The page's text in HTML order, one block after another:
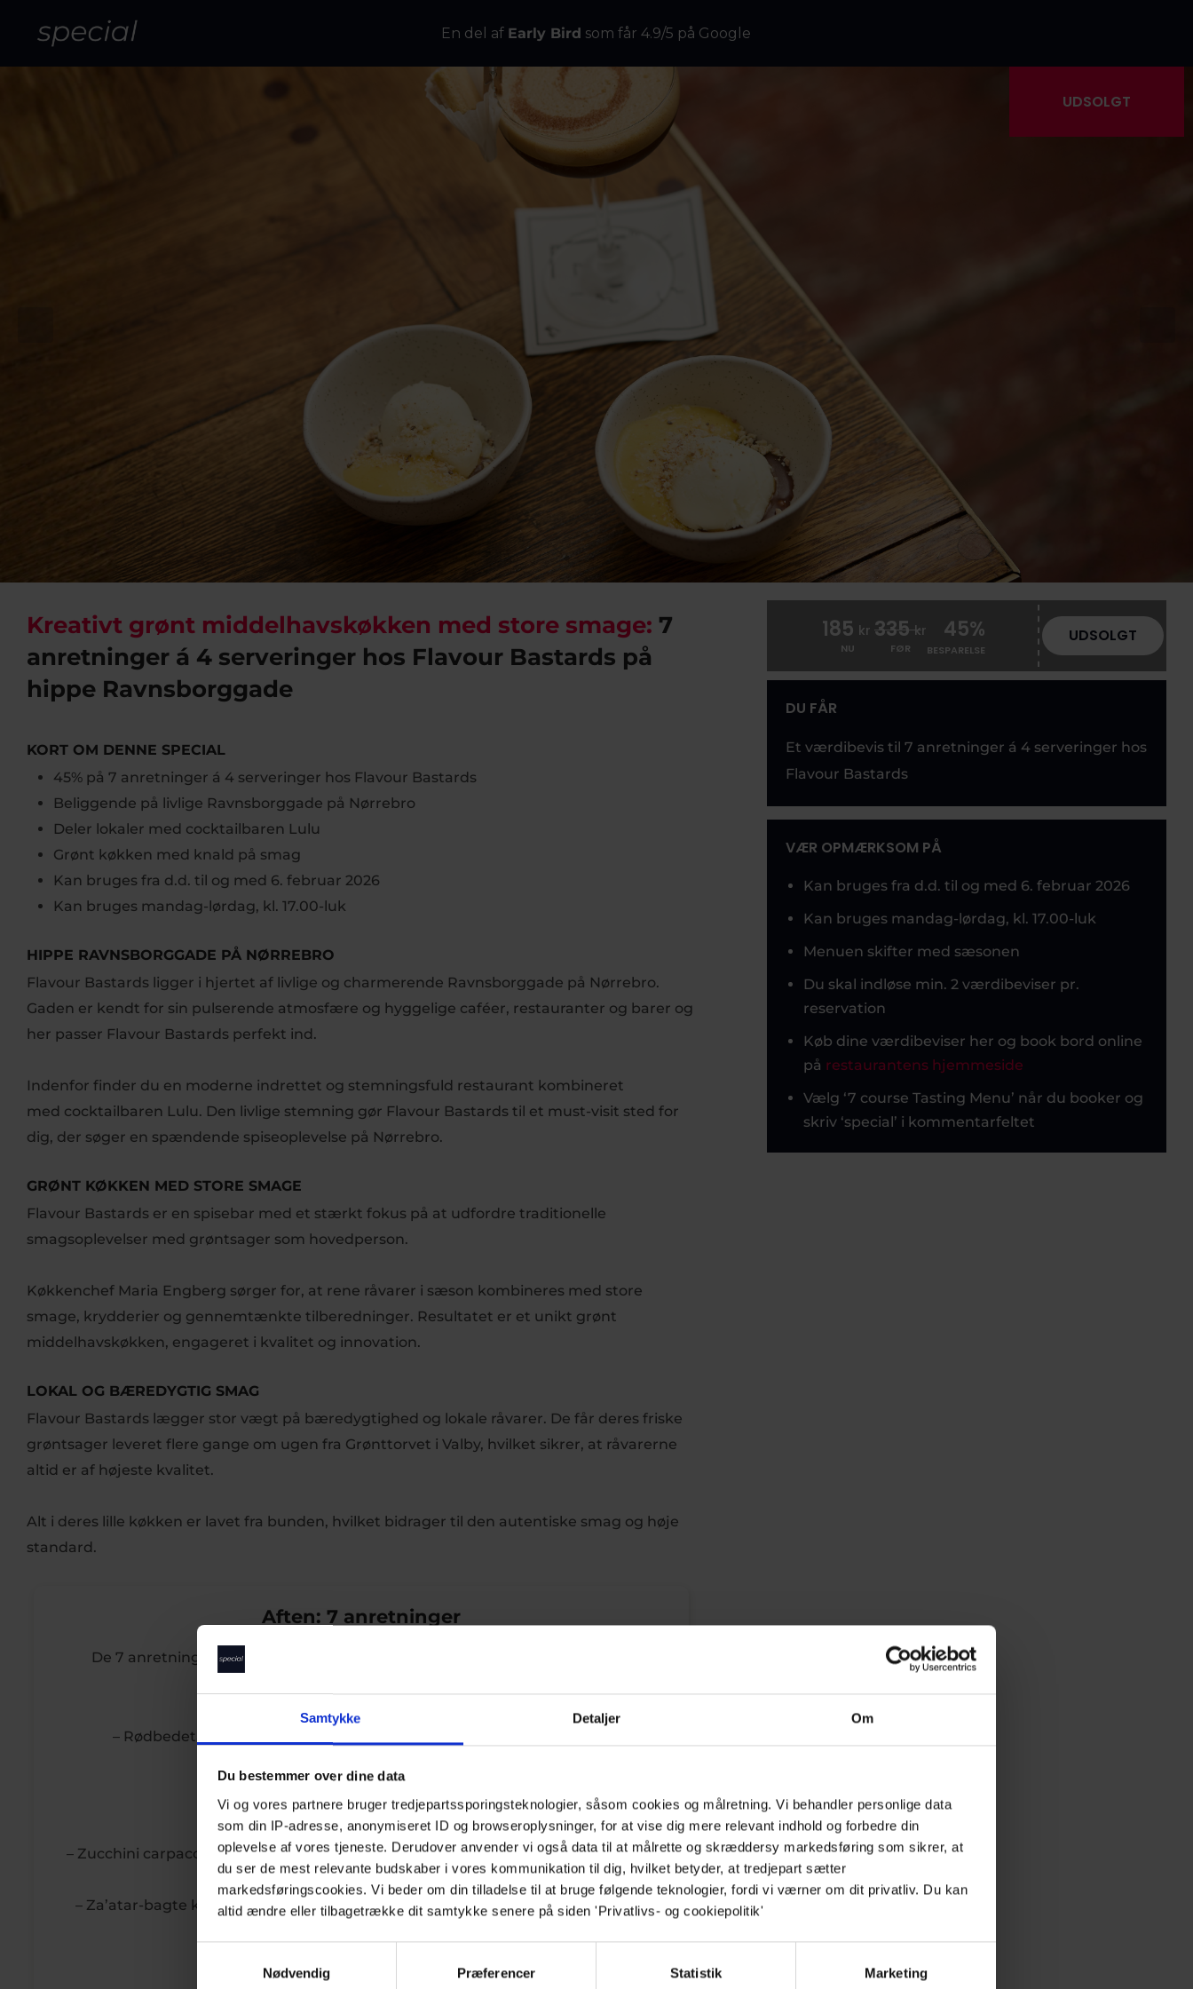
Samtykke Detaljer Om
Du bestemmer over dine data
Vi og vores partnere bruger tredjepartssporingsteknologier, såsom cookies og målretning. Vi behandler personlige data
som din IP-adresse, anonymiseret ID og browseroplysninger, for at vise dig mere relevant indhold og forbedre din
oplevelse af vores tjeneste. Derudover anvender vi også data til at målrette og skræddersy markedsføring som sikrer, at
du ser de mest relevante budskaber i vores kommunikation til dig, hvilket betyder, at tredjepart sætter
markedsføringscookies. Vi beder om din tilladelse til at bruge følgende teknologier, fordi vi værner om dit privatliv. Du kan
altid ændre eller tilbagetrække dit samtykke senere på siden 'Privatlivs- og cookiepolitik'
Nødvendig Præferencer Statistik Marketing
En del af Early Bird som får 4.9/5 på Google
UDSOLGT
Kreativt grønt middelhavskøkken med store smage: 7
anretninger á 4 serveringer hos Flavour Bastards på
hippe Ravnsborggade
KORT OM DENNE SPECIAL
45% på 7 anretninger á 4 serveringer hos Flavour Bastards
Beliggende på livlige Ravnsborggade på Nørrebro
Deler lokaler med cocktailbaren Lulu
Grønt køkken med knald på smag
Kan bruges fra d.d. til og med 6. februar 2026
Kan bruges mandag-lørdag, kl. 17.00-luk
HIPPE RAVNSBORGGADE PÅ NØRREBRO
Flavour Bastards ligger i hjertet af livlige og charmerende Ravnsborggade på Nørrebro.
Gaden er kendt for sin pulserende atmosfære og hyggelige caféer, restauranter og barer og
her passer Flavour Bastards perfekt ind.
Indenfor finder du en moderne indrettet og stemningsfuld restaurant kombineret
med cocktailbaren Lulu. Den livlige stemning gør Flavour Bastards til et must-visit sted for
dig, der søger en spændende spiseoplevelse på Nørrebro.
GRØNT KØKKEN MED STORE SMAGE
Flavour Bastards er en spisebar med et stærkt fokus på at udfordre traditionelle
smagsoplevelser med grøntsager som hovedperson.
Køkkenchef Maria Engberg sørger for, at rene råvarer i sæson kombineres med store
smage, krydderier og gennemtænkte tilberedninger. Resultatet er et unikt grønt
middelhavskøkken, engageret i kvalitet og innovation.
LOKAL OG BÆREDYGTIG SMAG
Flavour Bastards lægger stor vægt på bæredygtighed og lokale råvarer. De får deres friske
grøntsager leveret flere gange om ugen fra Grønttorvet i Valby, hvilket sikrer, at råvarerne
altid er af højeste kvalitet.
Alt i deres lille køkken er lavet fra bunden, hvilket bidrager til den autentiske smag og høje
standard.
Aften: 7 anretninger
De 7 anretninger á 4 serveringer skifter med sæsonen og består lige nu af:
1. servering
– Rødbedetatar med estragonemulsion, sprød hvidløg og purløgsolie
2. servering
– Zucchini carpaccio med ristet hvidløg- og citronemulsion, syltede sennepsfrø og
– Za’atar-bagte knuste kartofler med zucchini-baba ganoush, zhoug og sprøde
3. servering
185 kr
NU
335kr
FØR
45%
BESPARELSE
UDSOLGT
DU FÅR
Et værdibevis til 7 anretninger á 4 serveringer hos
Flavour Bastards
VÆR OPMÆRKSOM PÅ
Kan bruges fra d.d. til og med 6. februar 2026
Kan bruges mandag-lørdag, kl. 17.00-luk
Menuen skifter med sæsonen
Du skal indløse min. 2 værdibeviser pr.
reservation
Køb dine værdibeviser her og book bord online
på restaurantens hjemmeside
Vælg ‘7 course Tasting Menu’ når du booker og
skriv ‘special’ i kommentarfeltet